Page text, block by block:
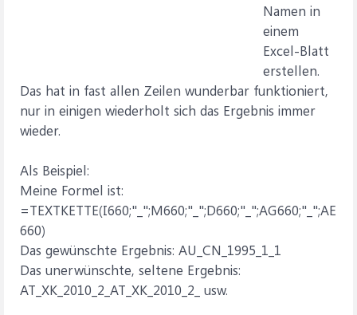
Namen in
einem
Excel-Blatt
erstellen.
Das hat in fast allen Zeilen wunderbar funktioniert,
nur in einigen wiederholt sich das Ergebnis immer
wieder.
Als Beispiel:
Meine Formel ist:
=TEXTKETTE(I660;"_";M660;"_";D660;"_";AG660;"_";AE
660)
Das gewünschte Ergebnis: AU_CN_1995_1_1
Das unerwünschte, seltene Ergebnis:
AT_XK_2010_2_AT_XK_2010_2_ usw.